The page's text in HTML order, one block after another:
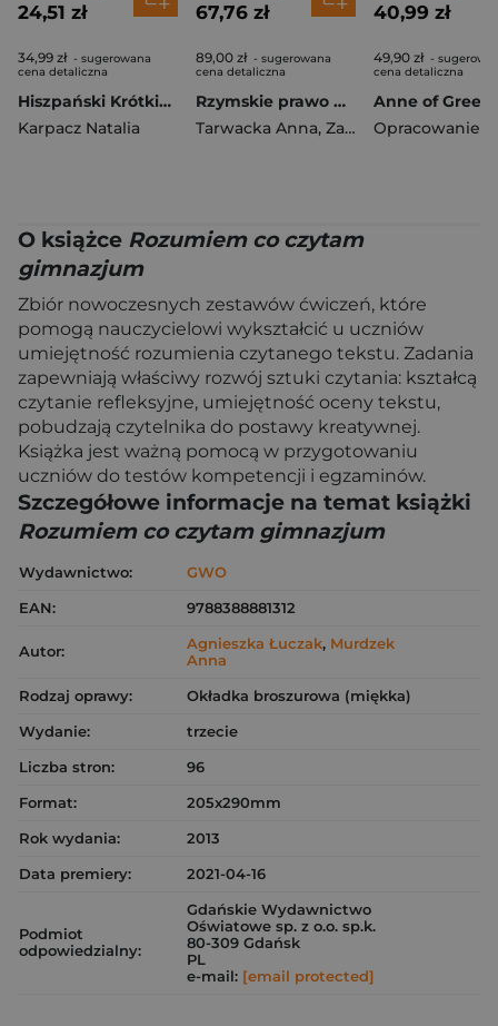
24,51 zł
34,99 zł - sugerowana
cena detaliczna
Hiszpański Krótkie historie na start
Karpacz Natalia
67,76 zł
89,00 zł - sugerowana
cena detaliczna
Rzymskie prawo publiczne
Tarwacka Anna, Zabłocki Jan
40,99 zł
49,90 zł -
cena detaliczna
O książce Rozumiem co czytam
gimnazjum
Zbiór nowoczesnych zestawów ćwiczeń, które
pomogą nauczycielowi wykształcić u uczniów
umiejętność rozumienia czytanego tekstu. Zadania
zapewniają właściwy rozwój sztuki czytania: kształcą
czytanie refleksyjne, umiejętność oceny tekstu,
pobudzają czytelnika do postawy kreatywnej.
Książka jest ważną pomocą w przygotowaniu
uczniów do testów kompetencji i egzaminów.
Szczegółowe informacje na temat książki
Rozumiem co czytam gimnazjum
Wydawnictwo:
GWO
EAN:
9788388881312
Autor: Agnieszka Łuczak, Murdzek
Anna
Rodzaj oprawy:
Okładka broszurowa (miękka)
Wydanie:
trzecie
Liczba stron:
96
Format:
205x290mm
Rok wydania:
2013
Data premiery:
2021-04-16
Podmiot
odpowiedzialny:
Gdańskie Wydawnictwo
Oświatowe sp. z o.o. sp.k.
80-309 Gdańsk
PL
e-mail: [email protected]